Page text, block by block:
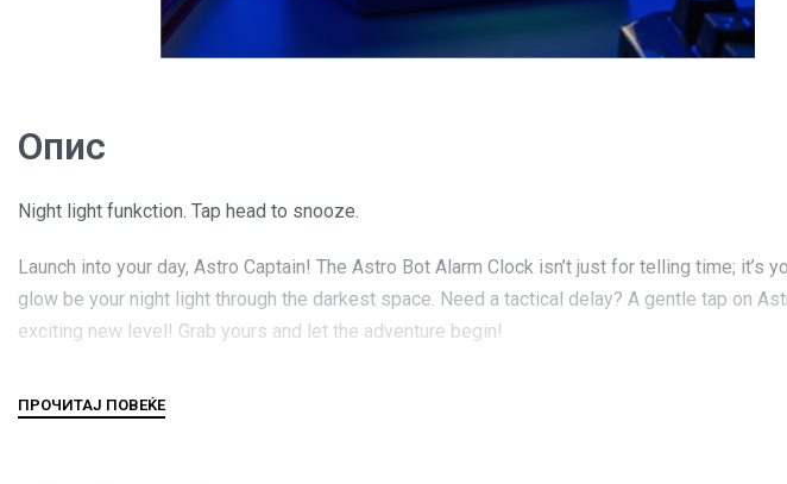
Опис
Night light funkction. Tap head to snooze.
Launch into your day, Astro Captain! The Astro Bot Alarm Clock isn’t just for telling time;
glow be your night light through the darkest space. Need a tactical delay? A gentle tap on
exciting new level! Grab yours and let the adventure begin!